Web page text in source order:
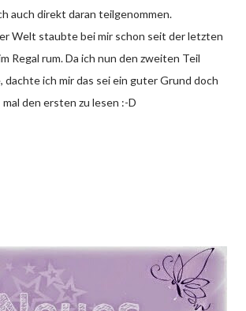
auch direkt daran teilgenommen.
Regal rum. Da ich nun den zweiten Teil
dachte ich mir das sei ein guter Grund doch
mal den ersten zu lesen :-D